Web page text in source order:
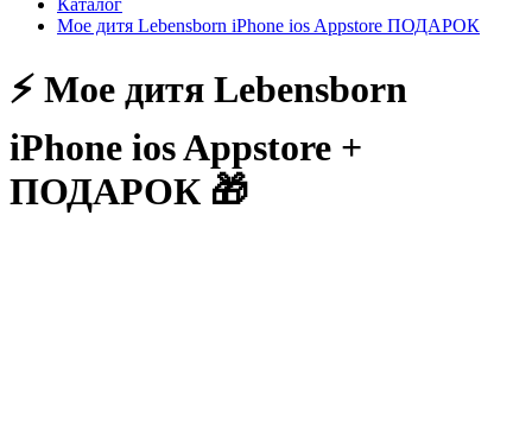
Каталог
Мое дитя Lebensborn iPhone ios Appstore ПОДАРОК
⚡️ Мое дитя Lebensborn
iPhone ios Appstore +
ПОДАРОК 🎁